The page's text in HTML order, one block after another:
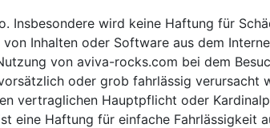
wird keine Haftung für
Inhalten oder Software aus dem
von aviva-rocks.com bei dem
oder grob fahrlässig verursacht
vertraglichen Hauptpflicht oder
eine Haftung für einfache Fahrlässigkeit